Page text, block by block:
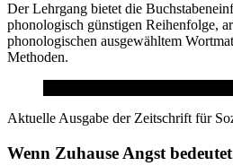
Der Lehrgang bietet die
phonologisch günstigen Reihenfolge,
phonologischen ausgewähltem
Methoden.
Aktuelle Ausgabe der Zeitschrift für
Wenn Zuhause Angst bedeutet